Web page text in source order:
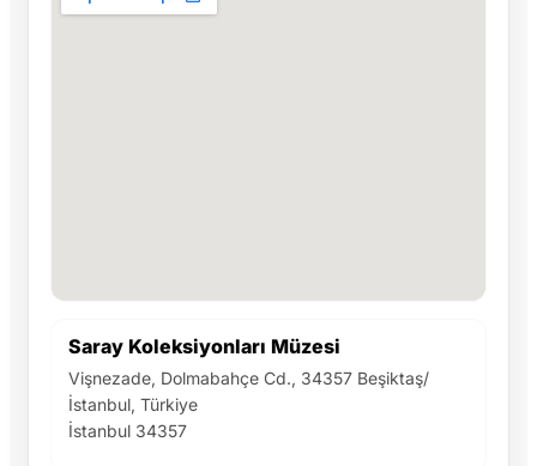
Saray Koleksiyonları Müzesi
Vişnezade, Dolmabahçe Cd., 34357 Beşiktaş/
İstanbul, Türkiye
İstanbul 34357